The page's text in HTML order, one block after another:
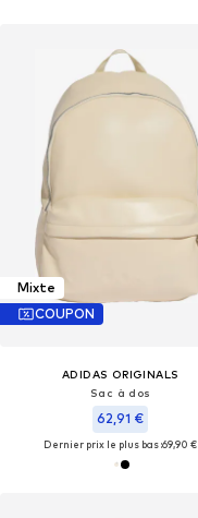
Mixte
COUPON
ADIDAS ORIGINALS
Sac à dos
62,91 €
Dernier prix le plus bas :69,90 €